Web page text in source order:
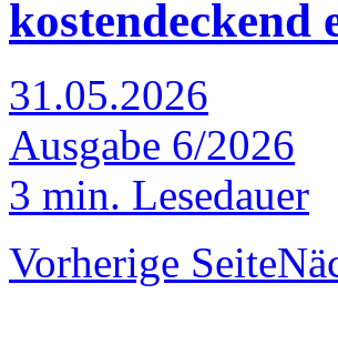
kostendeckend
31.05.2026
Ausgabe 6/2026
3 min. Lesedauer
Vorherige Seite